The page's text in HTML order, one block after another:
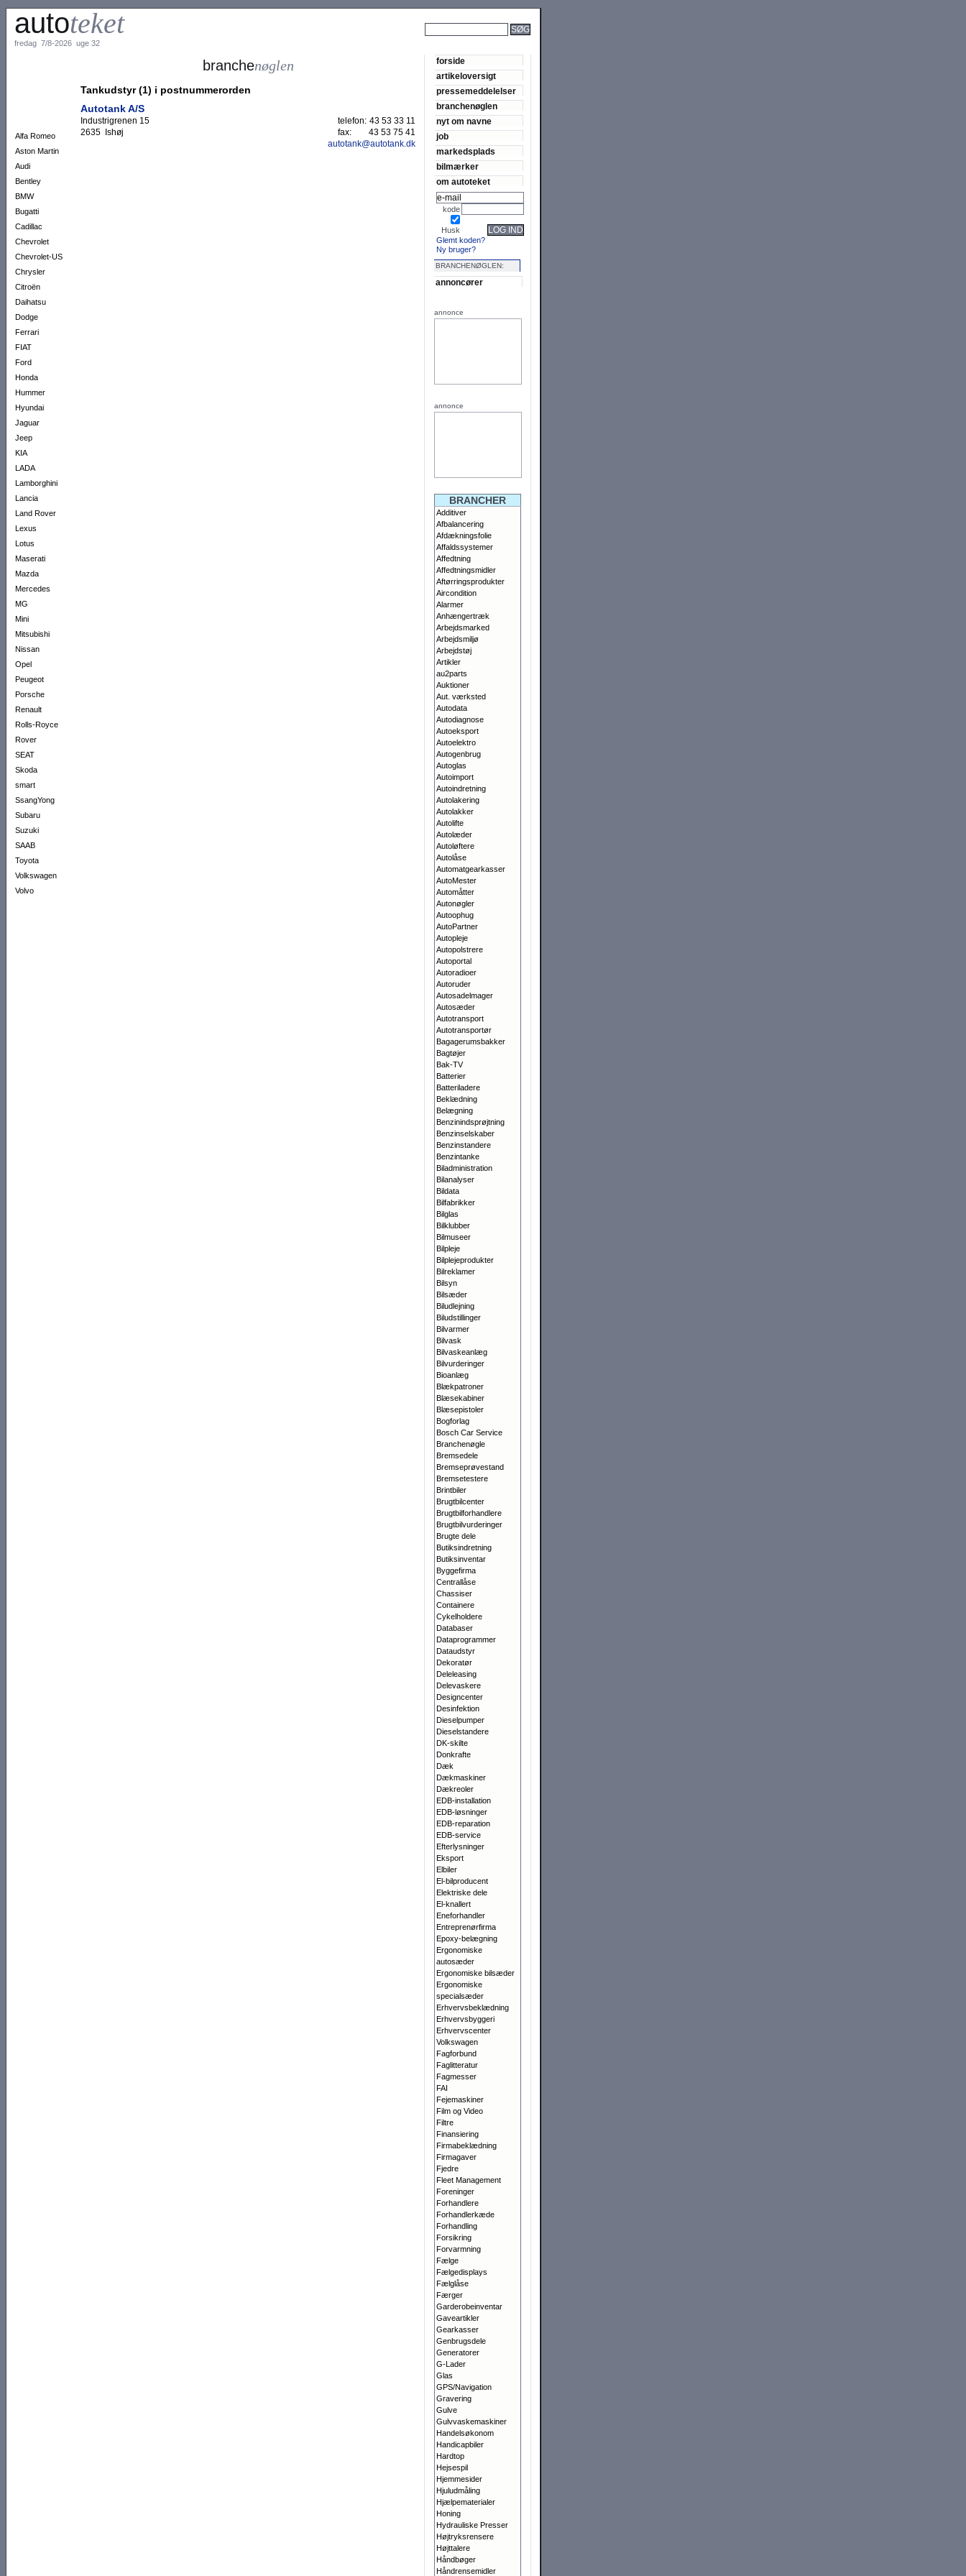
autoteket SØG
fredag 7/8-2026 uge 32
Alfa Romeo
Aston Martin
Audi
Bentley
BMW
Bugatti
Cadillac
Chevrolet
Chevrolet-US
Chrysler
Citroën
Daihatsu
Dodge
Ferrari
FIAT
Ford
Honda
Hummer
Hyundai
Jaguar
Jeep
KIA
LADA
Lamborghini
Lancia
Land Rover
Lexus
Lotus
Maserati
Mazda
Mercedes
MG
Mini
Mitsubishi
Nissan
Opel
Peugeot
Porsche
Renault
Rolls-Royce
Rover
SEAT
Skoda
smart
SsangYong
Subaru
Suzuki
SAAB
Toyota
Volkswagen
Volvo
branchenøglen
Tankudstyr (1) i postnummerorden
Autotank A/S
Industrigrenen 15
2635 Ishøj
telefon: 43 53 33 11
fax:
43 53 75 41
autotank@autotank.dk
forside
artikeloversigt
pressemeddelelser
branchenøglen
nyt om navne
job
markedsplads
bilmærker
om autoteket
kode
Husk LOG IND
Glemt koden?
Ny bruger?
BRANCHENØGLEN:
annoncører
annonce
annonce
BRANCHER
Additiver
Afbalancering
Afdækningsfolie
Affaldssystemer
Affedtning
Affedtningsmidler
Aftørringsprodukter
Aircondition
Alarmer
Anhængertræk
Arbejdsmarked
Arbejdsmiljø
Arbejdstøj
Artikler
au2parts
Auktioner
Aut. værksted
Autodata
Autodiagnose
Autoeksport
Autoelektro
Autogenbrug
Autoglas
Autoimport
Autoindretning
Autolakering
Autolakker
Autolifte
Autolæder
Autoløftere
Autolåse
Automatgearkasser
AutoMester
Automåtter
Autonøgler
Autoophug
AutoPartner
Autopleje
Autopolstrere
Autoportal
Autoradioer
Autoruder
Autosadelmager
Autosæder
Autotransport
Autotransportør
Bagagerumsbakker
Bagtøjer
Bak-TV
Batterier
Batteriladere
Beklædning
Belægning
Benzinindsprøjtning
Benzinselskaber
Benzinstandere
Benzintanke
Biladministration
Bilanalyser
Bildata
Bilfabrikker
Bilglas
Bilklubber
Bilmuseer
Bilpleje
Bilplejeprodukter
Bilreklamer
Bilsyn
Bilsæder
Biludlejning
Biludstillinger
Bilvarmer
Bilvask
Bilvaskeanlæg
Bilvurderinger
Bioanlæg
Blækpatroner
Blæsekabiner
Blæsepistoler
Bogforlag
Bosch Car Service
Branchenøgle
Bremsedele
Bremseprøvestand
Bremsetestere
Brintbiler
Brugtbilcenter
Brugtbilforhandlere
Brugtbilvurderinger
Brugte dele
Butiksindretning
Butiksinventar
Byggefirma
Centrallåse
Chassiser
Containere
Cykelholdere
Databaser
Dataprogrammer
Dataudstyr
Dekoratør
Deleleasing
Delevaskere
Designcenter
Desinfektion
Dieselpumper
Dieselstandere
DK-skilte
Donkrafte
Dæk
Dækmaskiner
Dækreoler
EDB-installation
EDB-løsninger
EDB-reparation
EDB-service
Efterlysninger
Eksport
Elbiler
El-bilproducent
Elektriske dele
El-knallert
Eneforhandler
Entreprenørfirma
Epoxy-belægning
Ergonomiske
autosæder
Ergonomiske bilsæder
Ergonomiske
specialsæder
Erhvervsbeklædning
Erhvervsbyggeri
Erhvervscenter
Volkswagen
Fagforbund
Faglitteratur
Fagmesser
FAI
Fejemaskiner
Film og Video
Filtre
Finansiering
Firmabeklædning
Firmagaver
Fjedre
Fleet Management
Foreninger
Forhandlere
Forhandlerkæde
Forhandling
Forsikring
Forvarmning
Fælge
Fælgedisplays
Fælglåse
Færger
Garderobeinventar
Gaveartikler
Gearkasser
Genbrugsdele
Generatorer
G-Lader
Glas
GPS/Navigation
Gravering
Gulve
Gulvvaskemaskiner
Handelsøkonom
Handicapbiler
Hardtop
Hejsespil
Hjemmesider
Hjuludmåling
Hjælpematerialer
Honing
Hydrauliske Presser
Højtryksrensere
Højttalere
Håndbøger
Håndrensemidler